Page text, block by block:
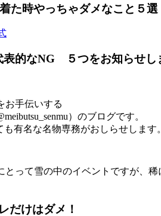
た時やっちゃダメなこと５選
表的なNG ５つをお知らせし
お手伝いする
）のブログです。
も有名な名物専務がおしらせします。
とって雪の中のイベントですが、
だけはダメ！